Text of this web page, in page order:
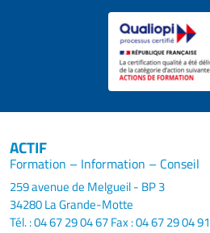
ACTIF
Formation – Information – Conseil
259 avenue de Melgueil - BP 3
34280 La Grande-Motte
Tél. : 04 67 29 04 67Fax : 04 67 29 04 91